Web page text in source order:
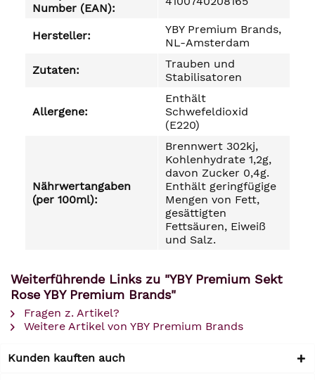
Number (EAN):
Hersteller:
YBY Premium Brands,
NL-Amsterdam
Zutaten:
Trauben und
Stabilisatoren
Allergene:
Enthält
Schwefeldioxid
(E220)
Nährwertangaben
(per 100ml):
Brennwert 302kj,
Kohlenhydrate 1,2g,
davon Zucker 0,4g.
Enthält geringfügige
Mengen von Fett,
gesättigten
Fettsäuren, Eiweiß
und Salz.
Weiterführende Links zu "YBY Premium Sekt
Rose YBY Premium Brands"
Fragen z. Artikel?
Weitere Artikel von YBY Premium Brands
Kunden kauften auch